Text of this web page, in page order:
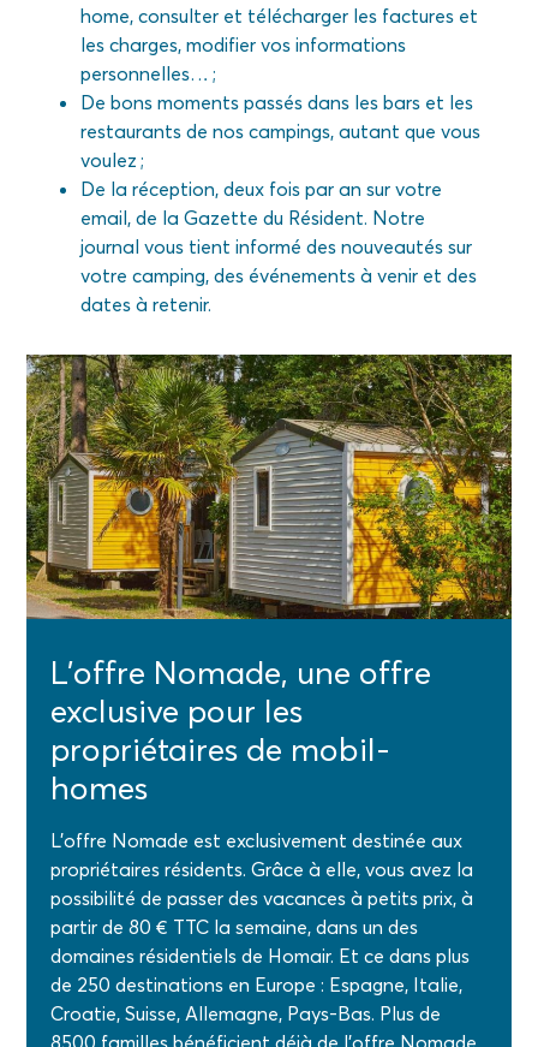
L’offre Nomade, une offre
exclusive pour les
propriétaires de mobil-
homes
L’offre Nomade est exclusivement destinée aux
propriétaires résidents. Grâce à elle, vous avez la
possibilité de passer des vacances à petits prix, à
partir de 80 € TTC la semaine, dans un des
domaines résidentiels de Homair. Et ce dans plus
de 250 destinations en Europe : Espagne, Italie,
Croatie, Suisse, Allemagne, Pays-Bas. Plus de
8500 familles bénéficient déjà de l’offre Nomade,
home, consulter et télécharger les factures et
les charges, modifier vos informations
personnelles… ;
De bons moments passés dans les bars et les
restaurants de nos campings, autant que vous
voulez ;
De la réception, deux fois par an sur votre
email, de la Gazette du Résident. Notre
journal vous tient informé des nouveautés sur
votre camping, des événements à venir et des
dates à retenir.